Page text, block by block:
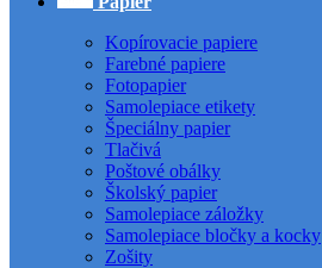
Kopírovacie papiere
Farebné papiere
Fotopapier
Samolepiace etikety
Špeciálny papier
Tlačivá
Poštové obálky
Školský papier
Samolepiace záložky
Samolepiace bločky a kocky
Zošity